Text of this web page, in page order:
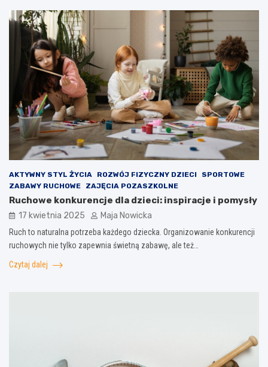
AKTYWNY STYL ŻYCIA ROZWÓJ FIZYCZNY DZIECI
SPORTOWE
ZABAWY RUCHOWE
ZAJĘCIA POZASZKOLNE
Ruchowe konkurencje dla dzieci: inspiracje i pomysły
17 kwietnia 2025 Maja Nowicka
Ruch to naturalna potrzeba każdego dziecka. Organizowanie konkurencji
ruchowych nie tylko zapewnia świetną zabawę, ale też…
Czytaj dalej